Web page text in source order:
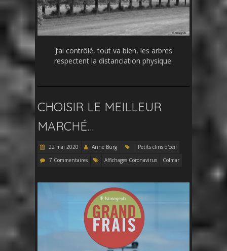
J’ai contrôlé, tout va bien, les arbres
respectent la distanciation physique.
CHOISIR LE MEILLEUR
MARCHÉ…
22 mai 2020 Anne Burg
Petits clins d'oeil
7 Commentaires
Affichages Coronavirus Colmar